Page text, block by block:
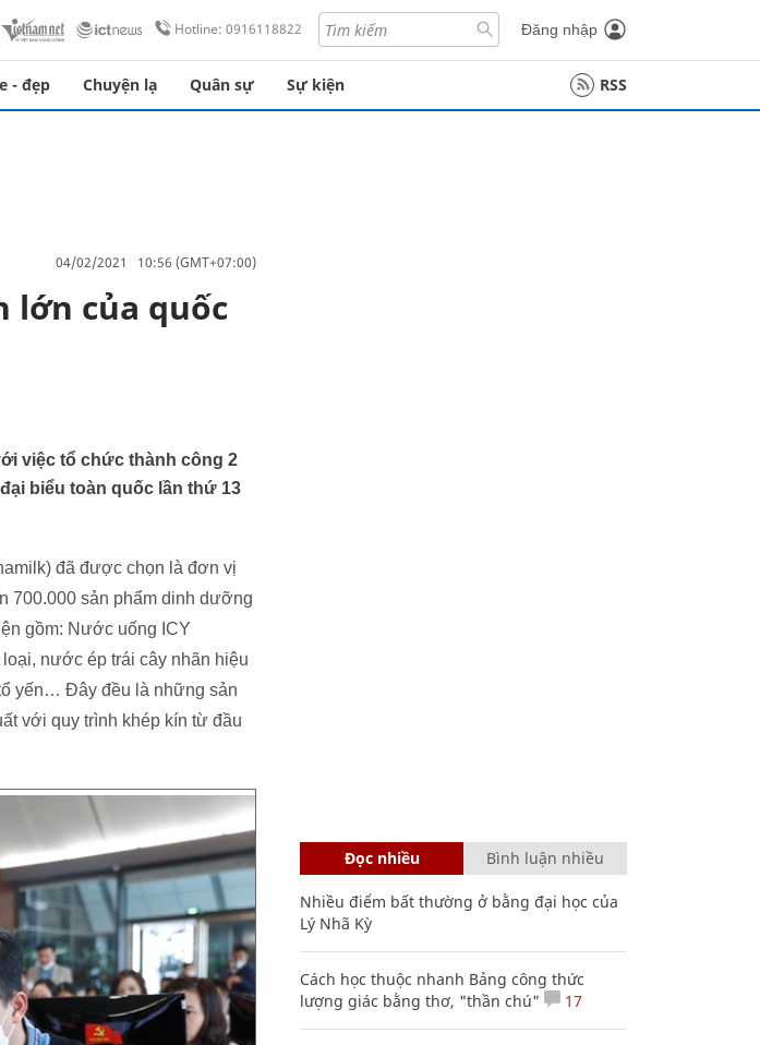
Hotline: 0916118822 Đăng nhập
- đẹp Chuyện lạ Quân sự Sự kiện RSS
04/02/2021 10:56 (GMT+07:00)
lớn của quốc
việc tổ chức thành công 2
biểu toàn quốc lần thứ 13
đã được chọn là đơn vị
700.000 sản phẩm dinh dưỡng
gồm: Nước uống ICY
nước ép trái cây nhãn hiệu
yến… Đây đều là những sản
với quy trình khép kín từ đầu
Đọc nhiều Bình luận nhiều
Nhiều điểm bất thường ở bằng đại học của
Lý Nhã Kỳ
Cách học thuộc nhanh Bảng công thức
lượng giác bằng thơ, "thần chú"
17